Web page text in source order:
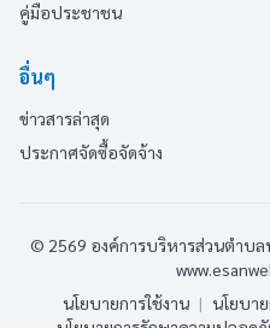
คู่มือประชาชน
อื่นๆ
ข่าวสารล่าสุด
ประกาศจัดซื้อจัดจ้าง
© 2569 องค์การบริหารส่วนตำบ
นโยบายการใช้งาน | นโยบา